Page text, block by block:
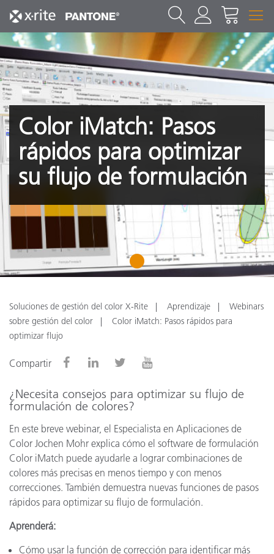
Color iMatch: Pasos
rápidos para optimizar
su flujo de formulación
1
Soluciones de gestión del color X-Rite Aprendizaje
Webinars
sobre gestión del color
Color iMatch: Pasos rápidos para
optimizar flujo
Compartir
¿Necesita consejos para optimizar su flujo de
formulación de colores?
En este breve webinar, el Especialista en Aplicaciones de
Color Jochen Mohr explica cómo el software de formulación
Color iMatch puede ayudarle a lograr combinaciones de
colores más precisas en menos tiempo y con menos
correcciones. También demuestra nuevas funciones de pasos
rápidos para optimizar su flujo de formulación.
Aprenderá:
Cómo usar la función de corrección para identificar más